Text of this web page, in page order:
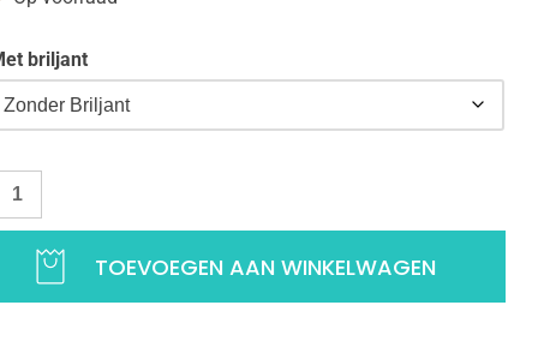
briljant
hanger Israël goud | Landen hanger voor je ketting |
TOEVOEGEN AAN WINKELWAGEN